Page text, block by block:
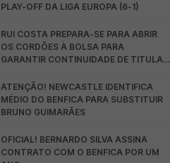
PLAY-OFF DA LIGA EUROPA (6-1)
RUI COSTA PREPARA-SE PARA ABRIR
OS CORDÕES À BOLSA PARA
GARANTIR CONTINUIDADE DE TITULAR
ATENÇÃO! NEWCASTLE IDENTIFICA
MÉDIO DO BENFICA PARA SUBSTITUIR
BRUNO GUIMARÃES
OFICIAL! BERNARDO SILVA ASSINA
CONTRATO COM O BENFICA POR UM